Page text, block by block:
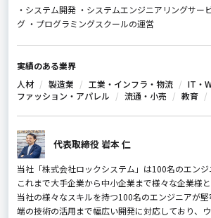
・システム開発 ・システムエンジニアリングサー
グ ・プログラミングスクールの運営
実績のある業界
人材
製造業 工業・インフラ・物流
IT・
ファッション・アパレル
流通・小売 教育
代表取締役 岩本 仁
当社「株式会社ロックシステム」は100名のエンジ
これまで大手企業から中小企業まで様々な企業様と
当社の様々なスキルを持つ100名のエンジニアが
端の技術の活用まで幅広い開発に対応しており、